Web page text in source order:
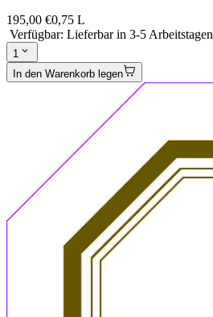
195,00 €0,75 L
Verfügbar: Lieferbar in 3-5 Arbeitstagen
1
In den Warenkorb legen